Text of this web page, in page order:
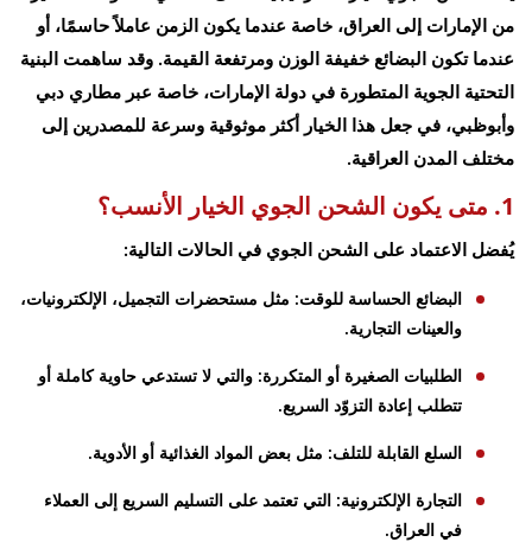
من الإمارات إلى العراق، خاصة عندما يكون الزمن عاملاً حاسمًا، أو
عندما تكون البضائع خفيفة الوزن ومرتفعة القيمة. وقد ساهمت البنية
التحتية الجوية المتطورة في دولة الإمارات، خاصة عبر مطاري دبي
وأبوظبي، في جعل هذا الخيار أكثر موثوقية وسرعة للمصدرين إلى
مختلف المدن العراقية.
1. متى يكون الشحن الجوي الخيار الأنسب؟
يُفضل الاعتماد على الشحن الجوي في الحالات التالية:
البضائع الحساسة للوقت: مثل مستحضرات التجميل، الإلكترونيات،
والعينات التجارية.
الطلبيات الصغيرة أو المتكررة: والتي لا تستدعي حاوية كاملة أو
تتطلب إعادة التزوّد السريع.
السلع القابلة للتلف: مثل بعض المواد الغذائية أو الأدوية.
التجارة الإلكترونية: التي تعتمد على التسليم السريع إلى العملاء
في العراق.